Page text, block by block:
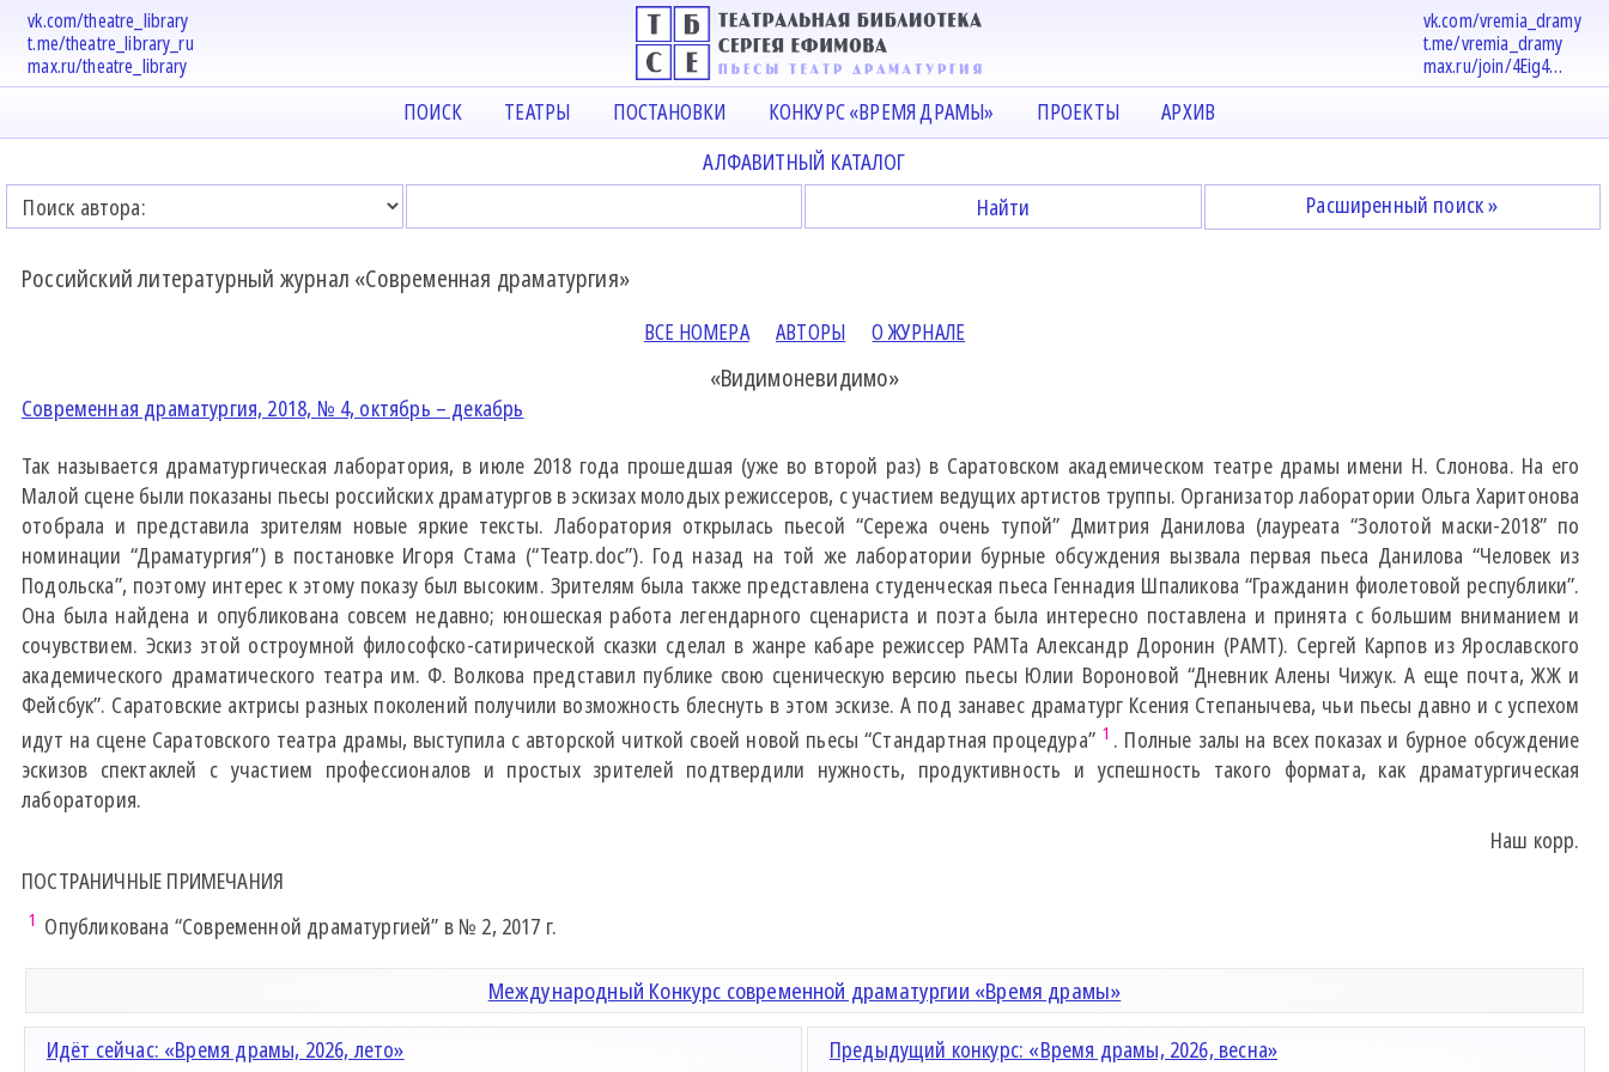
vk.com/theatre_library
t.me/theatre_library_ru
max.ru/theatre_library
vk.com/vremia_dramy
t.me/vremia_dramy
max.ru/join/4Eig4…
ПОИСК ТЕАТРЫ ПОСТАНОВКИ КОНКУРС «ВРЕМЯ ДРАМЫ» ПРОЕКТЫ АРХИВ
АЛФАВИТНЫЙ КАТАЛОГ
Расширенный поиск »
Российский литературный журнал «Современная драматургия»
ВСЕ НОМЕРА АВТОРЫ О ЖУРНАЛЕ
«Видимоневидимо»
Современная драматургия, 2018, № 4, октябрь – декабрь
Так называется драматургическая лаборатория, в июле 2018 года прошедшая (уже во второй раз) в Саратовском академическом театре драмы имени Н. Слонова. На его
Малой сцене были показаны пьесы российских драматургов в эскизах молодых режиссеров, с участием ведущих артистов труппы. Организатор лаборатории Ольга Харитонова
отобрала и представила зрителям новые яркие тексты. Лаборатория открылась пьесой “Сережа очень тупой” Дмитрия Данилова (лауреата “Золотой маски-2018” по
номинации “Драматургия”) в постановке Игоря Стама (“Театр.doc”). Год назад на той же лаборатории бурные обсуждения вызвала первая пьеса Данилова “Человек из
Подольска”, поэтому интерес к этому показу был высоким. Зрителям была также представлена студенческая пьеса Геннадия Шпаликова “Гражданин фиолетовой республики”.
Она была найдена и опубликована совсем недавно; юношеская работа легендарного сценариста и поэта была интересно поставлена и принята с большим вниманием и
сочувствием. Эскиз этой остроумной философско-сатирической сказки сделал в жанре кабаре режиссер РАМТа Александр Доронин (РАМТ). Сергей Карпов из Ярославского
академического драматического театра им. Ф. Волкова представил публике свою сценическую версию пьесы Юлии Вороновой “Дневник Алены Чижук. А еще почта, ЖЖ и
Фейсбук”. Саратовские актрисы разных поколений получили возможность блеснуть в этом эскизе. А под занавес драматург Ксения Степанычева, чьи пьесы давно и с успехом
идут на сцене Саратовского театра драмы, выступила с авторской читкой своей новой пьесы “Стандартная процедура” 1 . Полные залы на всех показах и бурное обсуждение
эскизов спектаклей с участием профессионалов и простых зрителей подтвердили нужность, продуктивность и успешность такого формата, как драматургическая
лаборатория.
Наш корр.
ПОСТРАНИЧНЫЕ ПРИМЕЧАНИЯ
1 Опубликована “Современной драматургией” в № 2, 2017 г.
Международный Конкурс современной драматургии «Время драмы»
Идёт сейчас: «Время драмы, 2026, лето»
Предыдущий конкурс: «Время драмы, 2026, весна»